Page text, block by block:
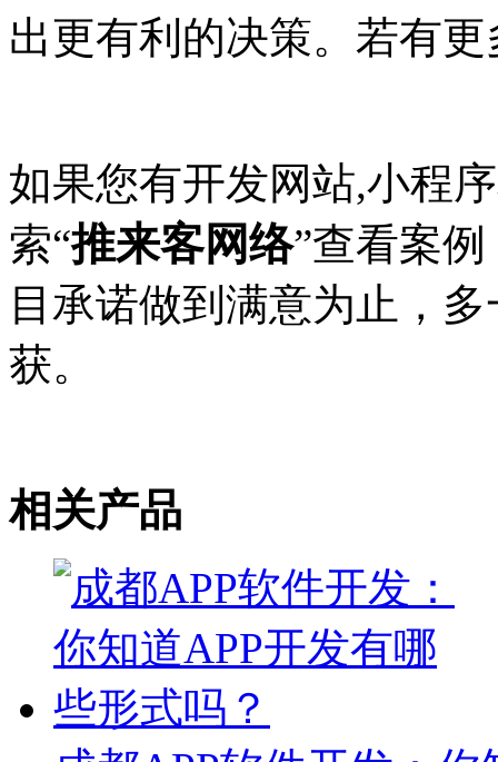
出更有利的决策。若有
如果您有开发网站,小程
索“推来客网络”查看案
目承诺做到满意为止，
获。
相关产品